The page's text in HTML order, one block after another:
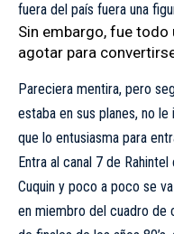
fuera del país fuera una
Sin embargo, fue todo
agotar para
Pareciera mentira, pero
estaba en sus planes, no le
que lo entusiasma para
Entra al canal 7 de
Cuquin y poco a poco se
en miembro del cuadro de